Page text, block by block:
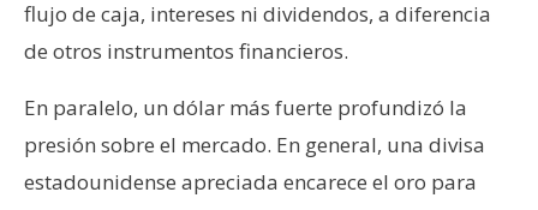
flujo de caja, intereses ni dividendos, a diferencia
de otros instrumentos financieros.
En paralelo, un dólar más fuerte profundizó la
presión sobre el mercado. En general, una divisa
estadounidense apreciada encarece el oro para